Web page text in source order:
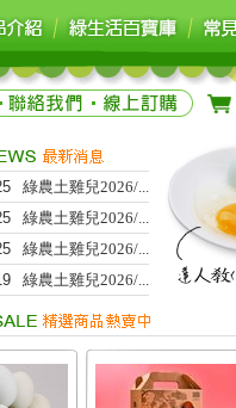
綠農土雞兒2026/...
綠農土雞兒2026/...
綠農土雞兒2026/...
綠農土雞兒2026/...